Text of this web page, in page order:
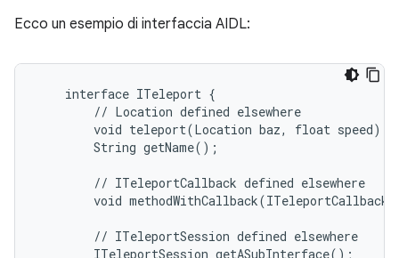
Ecco un esempio di interfaccia AIDL:
    interface ITeleport {
        // Location defined elsewhere
        void teleport(Location baz, float speed);
        String getName();
        // ITeleportCallback defined elsewhere
void methodWithCallback(ITeleportCallback
        // ITeleportSession defined elsewhere
        ITeleportSession getASubInterface();